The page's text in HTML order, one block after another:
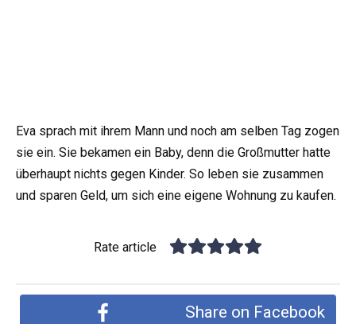
Eva sprach mit ihrem Mann und noch am selben Tag zogen
sie ein. Sie bekamen ein Baby, denn die Großmutter hatte
überhaupt nichts gegen Kinder. So leben sie zusammen
und sparen Geld, um sich eine eigene Wohnung zu kaufen.
Rate article
Share on Facebook